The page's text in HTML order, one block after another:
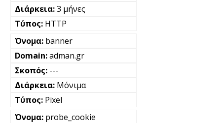
3 μήνες
HTTP
banner
adman.gr
---
Μόνιμα
Pixel
probe_cookie